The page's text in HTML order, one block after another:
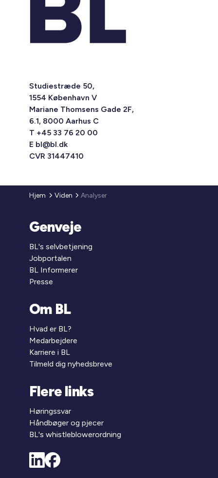
Studiestræde 50,
1554 København V
Mariane Thomsens Gade 2F,
6.1, 8000 Aarhus C
T +45 33 76 20 00
E bl@bl.dk
CVR 31447410
Hjem Viden Analyser
Genveje
BL's selvbetjening
Jobportalen
BL Informerer
Presse
Om BL
Hvad er BL?
Medarbejdere
Karriere i BL
Tilmeld dig nyhedsbreve
Flere links
Høringssvar
Håndbøger og pjecer
BL's whistleblowerordning